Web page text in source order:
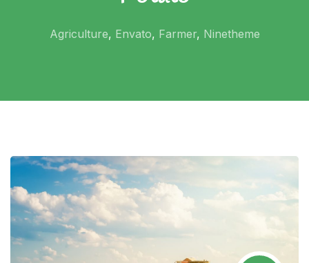
Agriculture, Envato, Farmer, Ninetheme